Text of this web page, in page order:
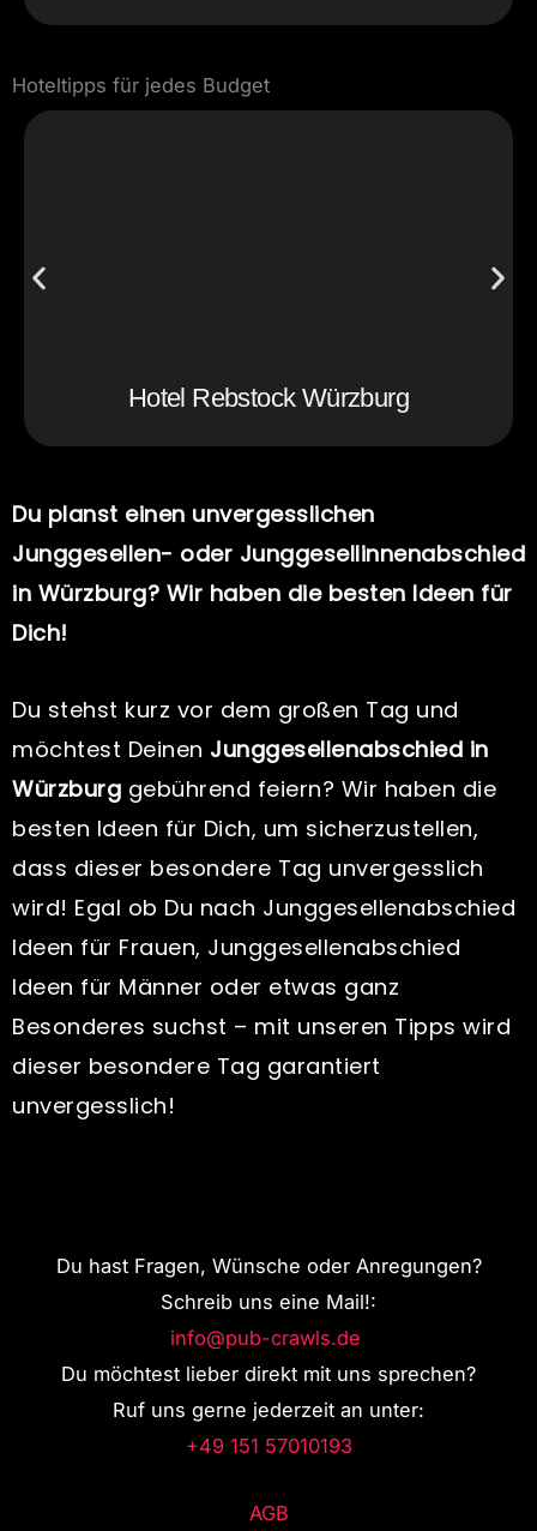
Hoteltipps für jedes Budget
Hotel Rebstock Würzburg
Du planst einen unvergesslichen
Junggesellen- oder Junggesellinnenabschied
in Würzburg? Wir haben die besten Ideen für
Dich!
Du stehst kurz vor dem großen Tag und
möchtest Deinen Junggesellenabschied in
Würzburg gebührend feiern? Wir haben die
besten Ideen für Dich, um sicherzustellen,
dass dieser besondere Tag unvergesslich
wird! Egal ob Du nach Junggesellenabschied
Ideen für Frauen, Junggesellenabschied
Ideen für Männer oder etwas ganz
Besonderes suchst – mit unseren Tipps wird
dieser besondere Tag garantiert
unvergesslich!
Du hast Fragen, Wünsche oder Anregungen?
Schreib uns eine Mail!:
info@pub-crawls.de
Du möchtest lieber direkt mit uns sprechen?
Ruf uns gerne jederzeit an unter:
+49 151 57010193
AGB